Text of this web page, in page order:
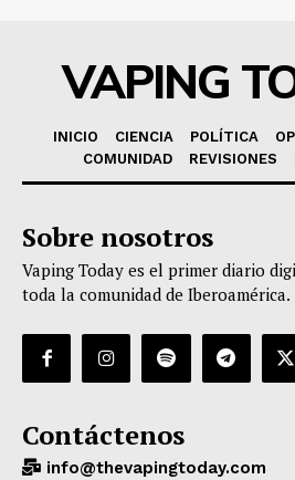
VAPING
INICIO CIENCIA POLÍTICA
COMUNIDAD
REVISIONES
Sobre nosotros
Vaping Today es el primer diario
toda la comunidad de Iberoamérica.
Contáctenos
info@thevapingtoday.com